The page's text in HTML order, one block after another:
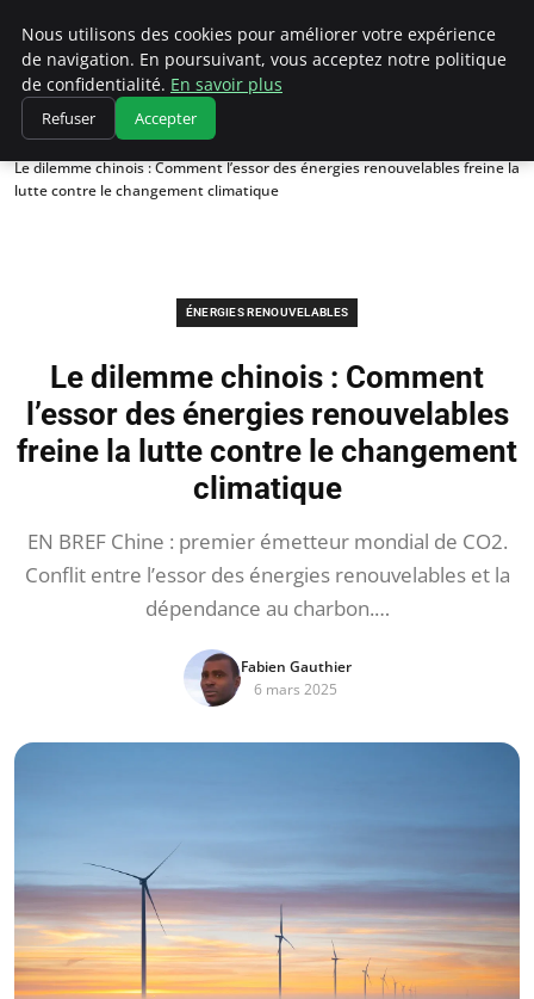
Climatedebtagents
Accueil
Énergies Renouvelables
Le dilemme chinois : Comment l’essor des énergies renouvelables freine la
lutte contre le changement climatique
ÉNERGIES RENOUVELABLES
Le dilemme chinois : Comment
l’essor des énergies renouvelables
freine la lutte contre le changement
climatique
EN BREF Chine : premier émetteur mondial de CO2.
Conflit entre l’essor des énergies renouvelables et la
dépendance au charbon.…
Fabien Gauthier
6 mars 2025
Nous utilisons des cookies pour améliorer votre expérience
de navigation. En poursuivant, vous acceptez notre politique
de confidentialité. En savoir plus
Refuser Accepter